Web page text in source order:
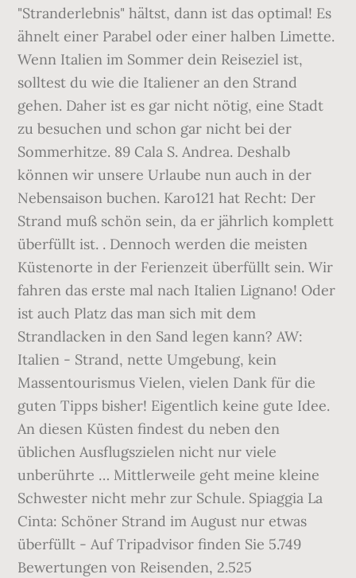
"Stranderlebnis" hältst, dann ist das optimal! Es
ähnelt einer Parabel oder einer halben Limette.
Wenn Italien im Sommer dein Reiseziel ist,
solltest du wie die Italiener an den Strand
gehen. Daher ist es gar nicht nötig, eine Stadt
zu besuchen und schon gar nicht bei der
Sommerhitze. 89 Cala S. Andrea. Deshalb
können wir unsere Urlaube nun auch in der
Nebensaison buchen. Karo121 hat Recht: Der
Strand muß schön sein, da er jährlich komplett
überfüllt ist. . Dennoch werden die meisten
Küstenorte in der Ferienzeit überfüllt sein. Wir
fahren das erste mal nach Italien Lignano! Oder
ist auch Platz das man sich mit dem
Strandlacken in den Sand legen kann? AW:
Italien - Strand, nette Umgebung, kein
Massentourismus Vielen, vielen Dank für die
guten Tipps bisher! Eigentlich keine gute Idee.
An diesen Küsten findest du neben den
üblichen Ausflugszielen nicht nur viele
unberührte … Mittlerweile geht meine kleine
Schwester nicht mehr zur Schule. Spiaggia La
Cinta: Schöner Strand im August nur etwas
überfüllt - Auf Tripadvisor finden Sie 5.749
Bewertungen von Reisenden, 2.525